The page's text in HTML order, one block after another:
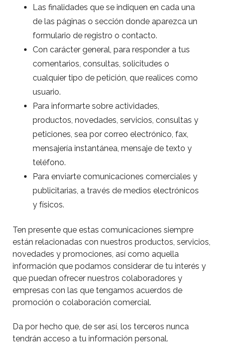
Las finalidades que se indiquen en cada una
de las páginas o sección donde aparezca un
formulario de registro o contacto.
Con carácter general, para responder a tus
comentarios, consultas, solicitudes o
cualquier tipo de petición, que realices como
usuario.
Para informarte sobre actividades,
productos, novedades, servicios, consultas y
peticiones, sea por correo electrónico, fax,
mensajería instantánea, mensaje de texto y
teléfono.
Para enviarte comunicaciones comerciales y
publicitarias, a través de medios electrónicos
y físicos.
Ten presente que estas comunicaciones siempre
están relacionadas con nuestros productos, servicios,
novedades y promociones, así como aquella
información que podamos considerar de tu interés y
que puedan ofrecer nuestros colaboradores y
empresas con las que tengamos acuerdos de
promoción o colaboración comercial.
Da por hecho que, de ser así, los terceros nunca
tendrán acceso a tu información personal.